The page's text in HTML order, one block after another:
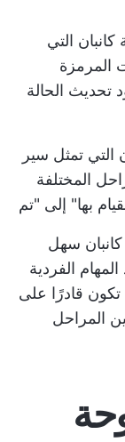
التي
المرمزة
تحديث الحالة
التي تمثل سير
المختلفة
بها" إلى "تم
سهل
الفردية
قادرًا على
المراحل